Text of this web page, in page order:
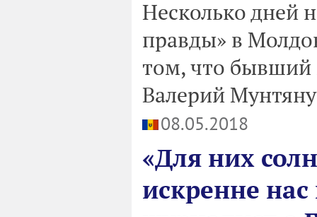
Несколько дней
правды» в
том, что
Валерий
08.05.2018
«Для них
искренне